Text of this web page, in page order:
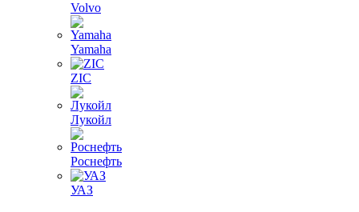
Volvo
Yamaha
ZIC
Лукойл
Роснефть
УАЗ